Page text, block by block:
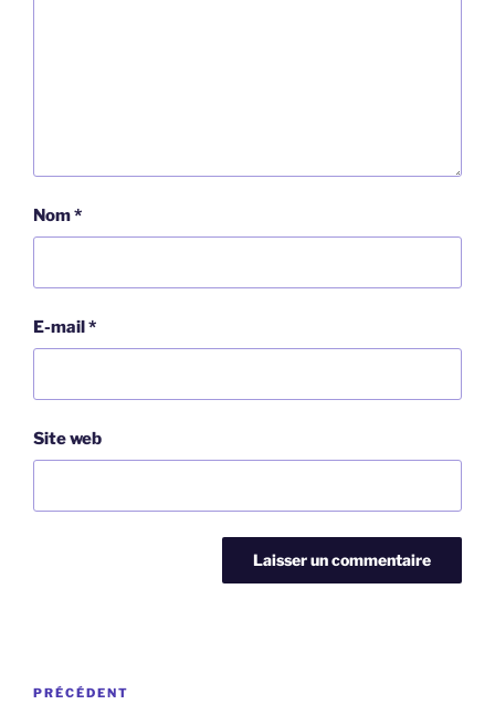
Nom*
E-mail*
Site web
Navigation
Article
PRÉCÉDENT